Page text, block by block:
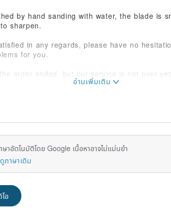
by hand sanding with water, the blade is
sharpen.
in any regards, please have no
for you.
order ended, but our service is not over
day! 🌈😊🌞
าอัตโนมัติโดย Google เนื้อหาอาจไม่แม่นยำ
ดูภาษาเดิม
อ